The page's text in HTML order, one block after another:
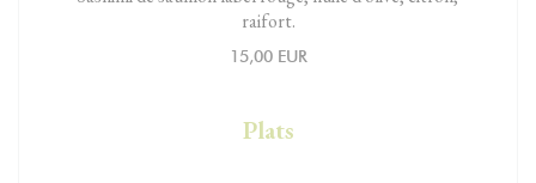
raifort.
15,00 EUR
Plats